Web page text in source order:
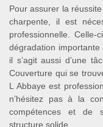
Pour assurer la
charpente, il est
professionnelle. Celle-
dégradation
il s’agit aussi d’une
Couverture qui se
L Abbaye est
n’hésitez pas à la
compétences et de
structure solide.